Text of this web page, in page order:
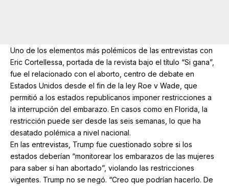
Uno de los elementos más polémicos de las entrevistas con
Eric Cortellessa, portada de la revista bajo el título “Si gana”,
fue el relacionado con el aborto, centro de debate en
Estados Unidos desde el fin de la ley Roe v Wade, que
permitió a los estados republicanos imponer restricciones a
la interrupción del embarazo. En casos como en Florida, la
restricción puede ser desde las seis semanas, lo que ha
desatado polémica a nivel nacional.
En las entrevistas, Trump fue cuestionado sobre si los
estados deberían “monitorear los embarazos de las mujeres
para saber si han abortado”, violando las restricciones
vigentes. Trump no se negó. “Creo que podrían hacerlo. De